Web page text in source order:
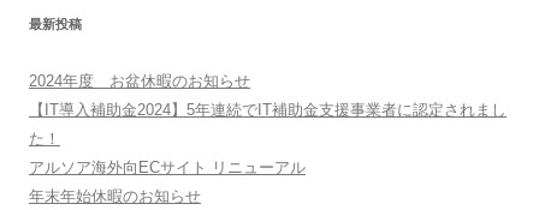
最新投稿
2024年度 お盆休暇のお知らせ
【IT導入補助金2024】5年連続でIT補助金支援事業者に認定されまし
た！
アルソア海外向ECサイト リニューアル
年末年始休暇のお知らせ